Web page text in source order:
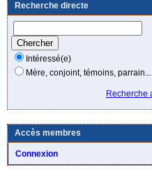
Recherche directe
Intéressé(e)
Mère, conjoint, témoins, parrain...
Recherche
Accès membres
Connexion